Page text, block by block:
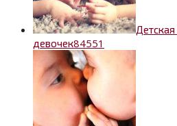
девочек84551